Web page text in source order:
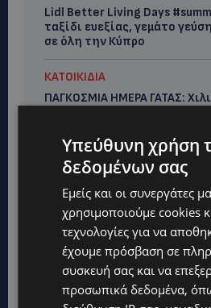
Lidl Better Living Days
ταξίδι ευεξίας, γεμάτο
σε όλη την Κύπρο
ΚΑΤΟΙΚΙΔΙΑ
ΠΑΓΚΟΣΜΙΑ ΗΜΕΡΑ ΓΑΤΑΣ:
UPDATES
ΤΑΣΟΣ ΧΑΤΖΗΓΙΟΒΑΝΗΣ: Η
12χρονου Δημήτρη και η
του έδωσε ελπίδα
Υπεύθυνη χρήση
δεδομένων σας
Εμείς και οι συνεργάτες
χρησιμοποιούμε cookies
τεχνολογίες για να
έχουμε πρόσβαση σε
συσκευή σας και να
προσωπικά δεδομένα,